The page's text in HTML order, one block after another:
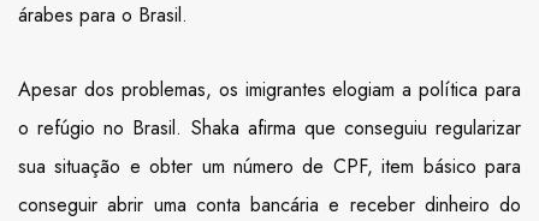
árabes para o Brasil.
Apesar dos problemas, os imigrantes elogiam a política para
o refúgio no Brasil. Shaka afirma que conseguiu regularizar
sua situação e obter um número de CPF, item básico para
conseguir abrir uma conta bancária e receber dinheiro do